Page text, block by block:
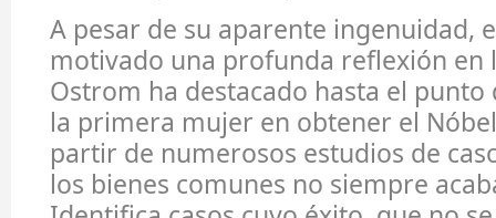
A pesar de su aparente ingenuidad,
motivado una profunda reflexión en
Ostrom ha destacado hasta el
la primera mujer en obtener el
partir de numerosos estudios de
los bienes comunes no siempre